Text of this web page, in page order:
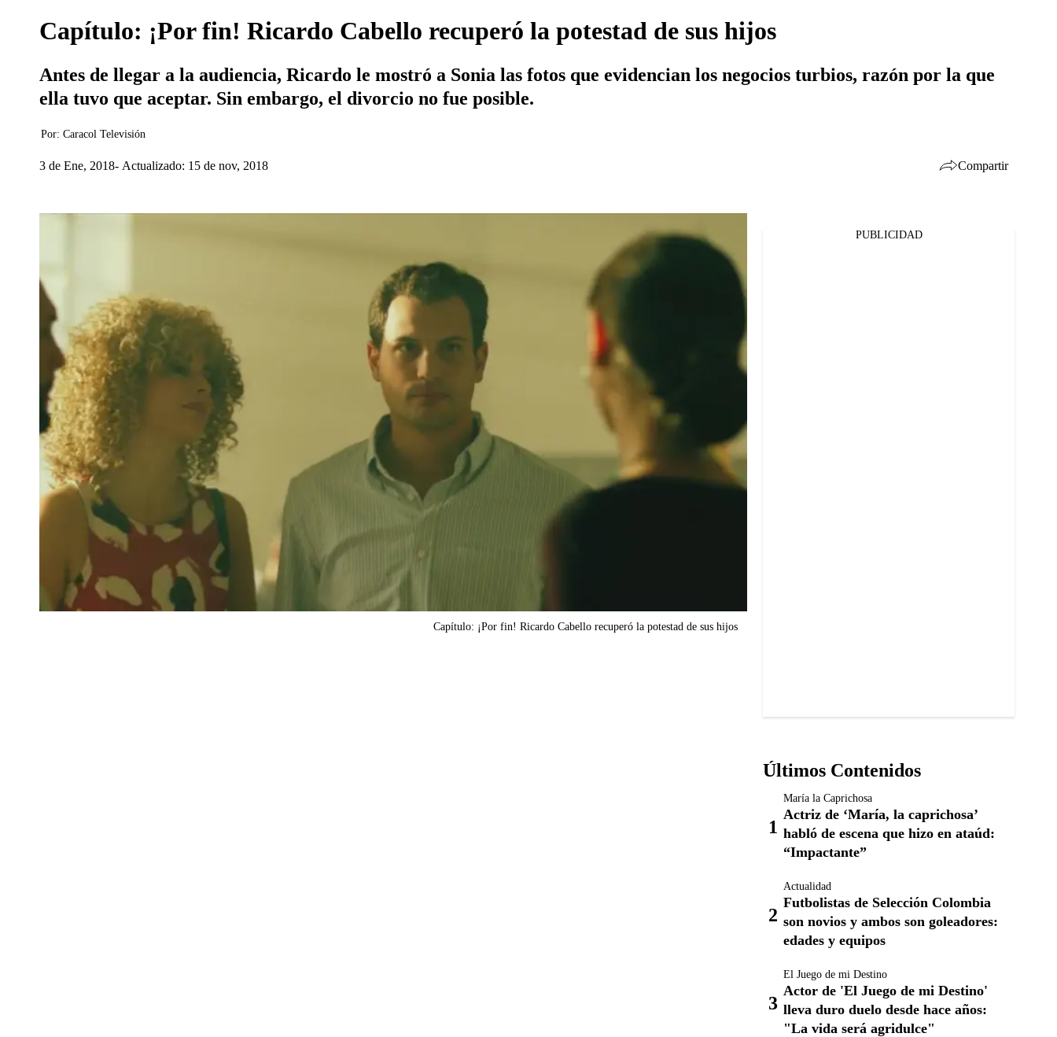
Capítulo: ¡Por fin! Ricardo Cabello recuperó la potestad de sus hijos
Antes de llegar a la audiencia, Ricardo le mostró a Sonia las fotos que evidencian los negocios turbios, razón por la que
ella tuvo que aceptar. Sin embargo, el divorcio no fue posible.
Por: Caracol Televisión
3 de Ene, 2018 Actualizado: 15 de nov, 2018 Compartir
Capítulo: ¡Por fin! Ricardo Cabello recuperó la potestad de sus hijos
PUBLICIDAD
Últimos Contenidos
María la Caprichosa
Actriz de ‘María, la caprichosa’
habló de escena que hizo en ataúd:
“Impactante”
Actualidad
Futbolistas de Selección Colombia
son novios y ambos son goleadores:
edades y equipos
El Juego de mi Destino
Actor de 'El Juego de mi Destino'
lleva duro duelo desde hace años:
"La vida será agridulce"